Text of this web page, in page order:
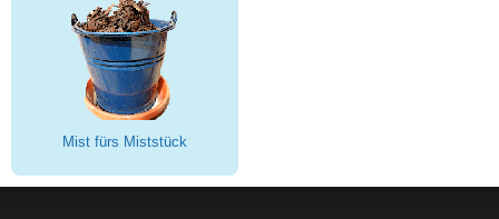
Mist fürs Miststück